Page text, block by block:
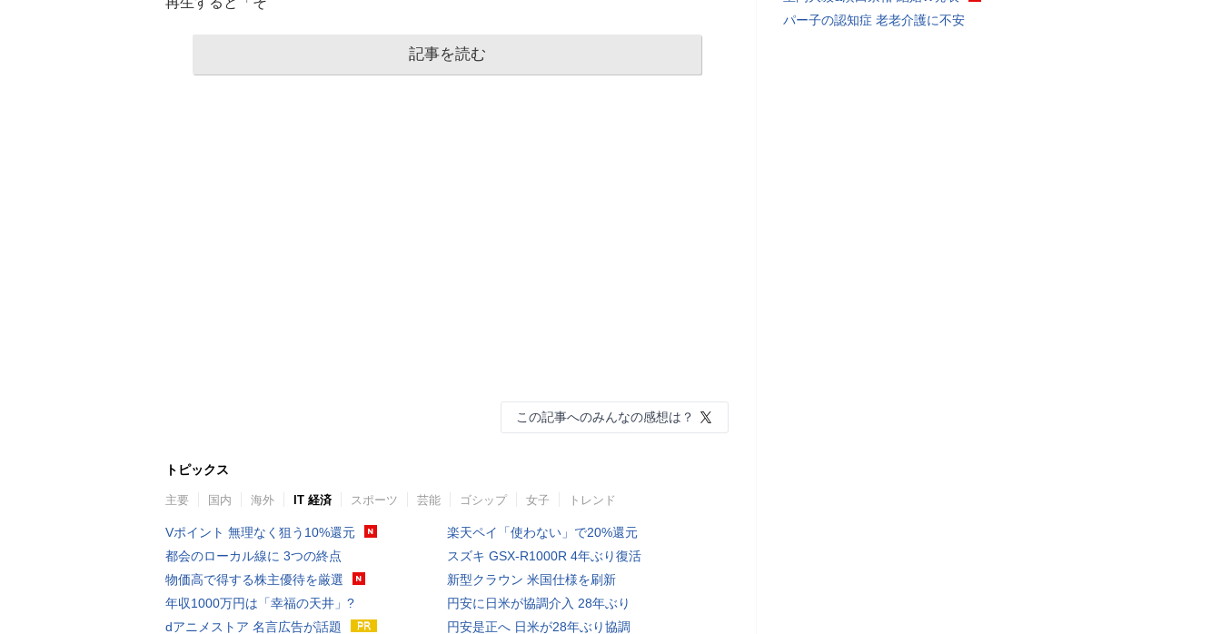
記事を読む
この記事へのみんなの感想は？
トピックス
主要 国内 海外 IT 経済 スポーツ 芸能 ゴシップ 女子 トレンド
Vポイント 無理なく狙う10%還元
都会のローカル線に 3つの終点
物価高で得する株主優待を厳選
年収1000万円は「幸福の天井」?
dアニメストア 名言広告が話題
楽天ペイ「使わない」で20%還元
スズキ GSX-R1000R 4年ぶり復活
新型クラウン 米国仕様を刷新
円安に日米が協調介入 28年ぶり
円安是正へ 日米が28年ぶり協調
パー子の認知症 老老介護に不安